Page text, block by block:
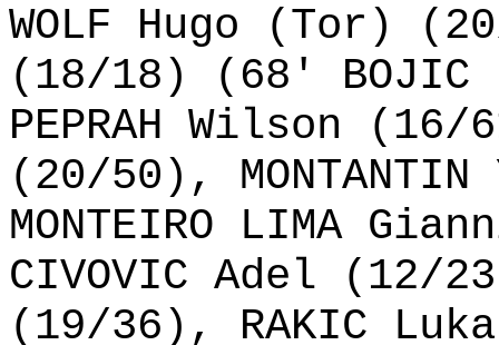
WOLF Hugo (Tor)
(18/18) (68'
PEPRAH Wilson (16/
(20/50),
MONTEIRO LIMA
CIVOVIC Adel (12/
(19/36), RAKIC